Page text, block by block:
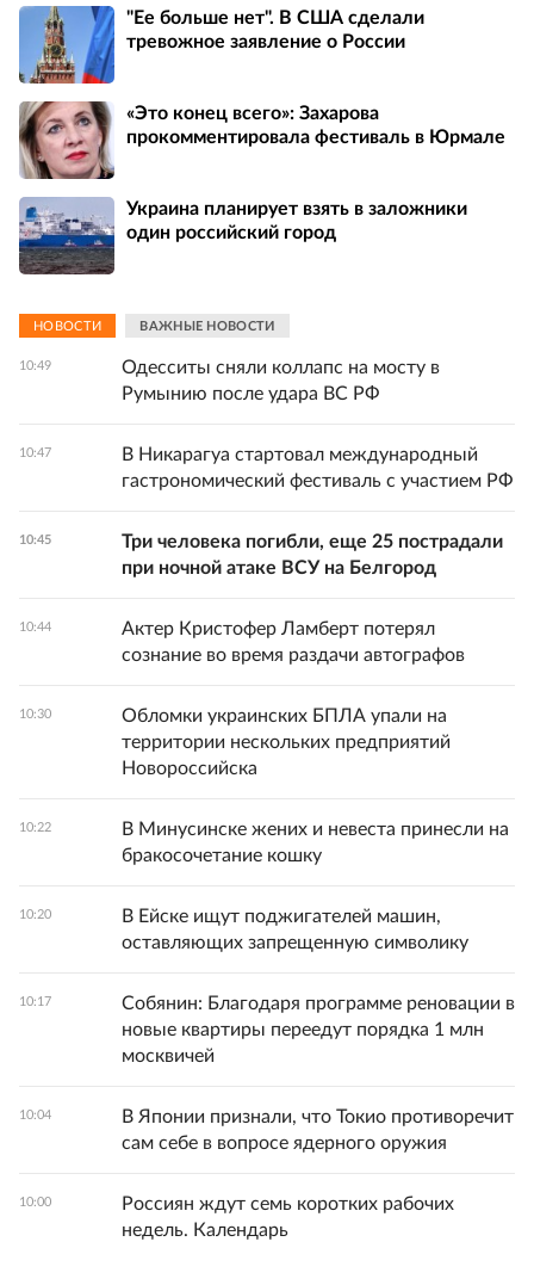
"Ее больше нет". В США сделали
тревожное заявление о России
«Это конец всего»: Захарова
прокомментировала фестиваль в Юрмале
Украина планирует взять в заложники
один российский город
НОВОСТИ ВАЖНЫЕ НОВОСТИ
10:49
Одесситы сняли коллапс на мосту в
Румынию после удара ВС РФ
10:47
В Никарагуа стартовал международный
гастрономический фестиваль с участием РФ
10:45
Три человека погибли, еще 25 пострадали
при ночной атаке ВСУ на Белгород
10:44
Актер Кристофер Ламберт потерял
сознание во время раздачи автографов
10:30
Обломки украинских БПЛА упали на
территории нескольких предприятий
Новороссийска
10:22
В Минусинске жених и невеста принесли на
бракосочетание кошку
10:20
В Ейске ищут поджигателей машин,
оставляющих запрещенную символику
10:17
Собянин: Благодаря программе реновации в
новые квартиры переедут порядка 1 млн
москвичей
10:04
В Японии признали, что Токио противоречит
сам себе в вопросе ядерного оружия
10:00
Россиян ждут семь коротких рабочих
недель. Календарь